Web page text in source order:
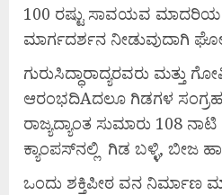
100 ರಷ್ಟು ಸಾವಯವ
ಮಾರ್ಗದರ್ಶನ ನೀಡುವುದಾಗಿ
ಗುರುಸಿದ್ಧಾರಾದ್ಯರವರು ಮತ್ತು
ಆರಂಭದಿAದಲೂ ಗಿಡಗಳ
ರಾಜ್ಯದ್ಯಾಂತ ಸುಮಾರು 108
ಕ್ಯಾಂಪಸ್‌ನಲ್ಲಿ ಗಿಡ ಬಳ್ಳಿ, ಬೀಜ
ಒಂದು ಶಕ್ತಿಪೀಠ ವನ ನಿರ್ಮಾಣ